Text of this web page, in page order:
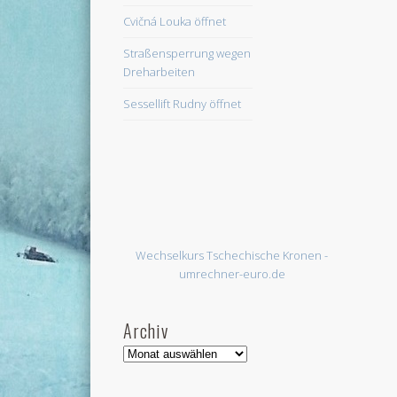
Cvičná Louka öffnet
Straßensperrung wegen
Dreharbeiten
Sessellift Rudny öffnet
Wechselkurs Tschechische Kronen -
umrechner-euro.de
Archiv
Archiv